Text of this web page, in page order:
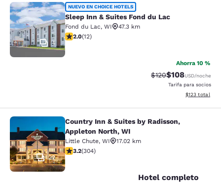
Sleep Inn & Suites Fond du Lac
4
NUEVO EN CHOICE HOTELS
Sleep Inn & Suites Fond du Lac
Fond du Lac, WI
47.3 km
calificación de 2 estrellas. Feria. 12 reseñas
2.0(12)
Ahorra 10 %
Precio tachado:
$120Precio con
$108USD/noche
Tarifa para socios
Ver detalles
$123 total
Country Inn & Suites by Radisson,
22
Country Inn & Suites by Radisson,
Appleton North, WI
Little Chute, WI
17.02 km
calificación de 3.24 estrellas. Bueno. 304 reseñas
3.2(304)
Hotel completo